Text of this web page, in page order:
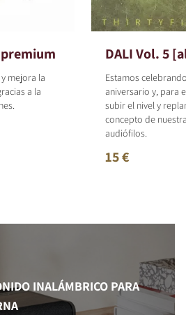
mejora la
a la
DALI Vol. 5
Estamos
aniversario y, para
subir el nivel y
concepto de
audiófilos.
15 €
INALÁMBRICO PARA